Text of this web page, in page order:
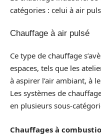
catégories : celui à air
Chauffage à air pulsé
Ce type de chauffage
espaces, tels que les
à aspirer l’air ambiant, à
Les systèmes de
en plusieurs sous-
Chauffages à